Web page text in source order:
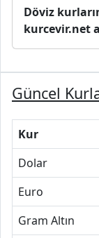
Döviz
kurcevir.net
Güncel
Kur
Dolar
Euro
Gram Altın